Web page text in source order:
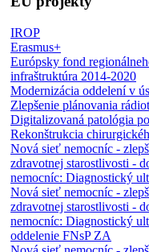
IROP
Erasmus+
Európsky fond
infraštruktúra 2014-2020
Modernizácia oddelení v
Zlepšenie plánovania
Digitalizovaná patológia
Rekonštrukcia
Nová sieť nemocníc -
zdravotnej starostlivosti -
nemocníc: Diagnostický
Nová sieť nemocníc -
zdravotnej starostlivosti -
nemocníc: Diagnostický
oddelenie FNsP ZA